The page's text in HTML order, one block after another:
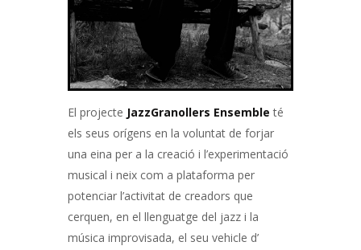
El projecte JazzGranollers Ensemble té
els seus orígens en la voluntat de forjar
una eina per a la creació i l’experimentació
musical i neix com a plataforma per
potenciar l’activitat de creadors que
cerquen, en el llenguatge del jazz i la
música improvisada, el seu vehicle d’